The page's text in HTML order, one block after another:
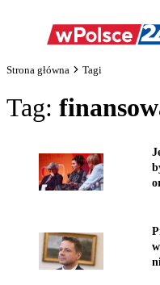
Strona główna Tagi
Tag: